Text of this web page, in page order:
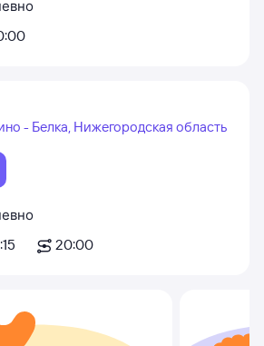
- Белка, Нижегородская область
20:00